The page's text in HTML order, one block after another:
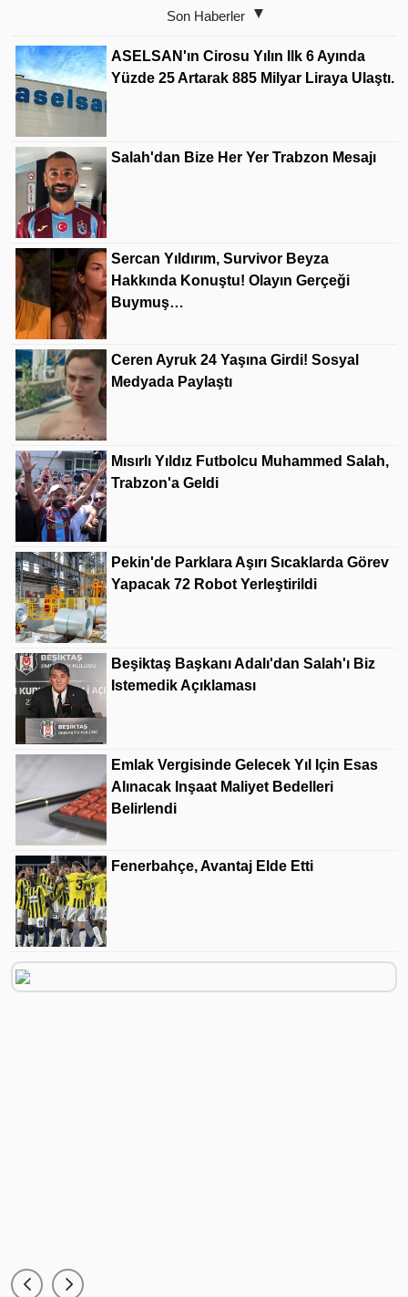
Son Haberler
ASELSAN'ın Cirosu Yılın Ilk 6 Ayında
Yüzde 25 Artarak 885 Milyar Liraya Ulaştı.
Salah'dan Bize Her Yer Trabzon Mesajı
Sercan Yıldırım, Survivor Beyza
Hakkında Konuştu! Olayın Gerçeği
Buymuş…
Ceren Ayruk 24 Yaşına Girdi! Sosyal
Medyada Paylaştı
Mısırlı Yıldız Futbolcu Muhammed Salah,
Trabzon'a Geldi
Pekin'de Parklara Aşırı Sıcaklarda Görev
Yapacak 72 Robot Yerleştirildi
Beşiktaş Başkanı Adalı'dan Salah'ı Biz
Istemedik Açıklaması
Emlak Vergisinde Gelecek Yıl Için Esas
Alınacak Inşaat Maliyet Bedelleri
Belirlendi
Fenerbahçe, Avantaj Elde Etti